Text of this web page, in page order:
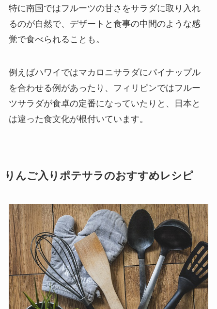
特に南国ではフルーツの甘さをサラダに取り入れ
るのが自然で、デザートと食事の中間のような感
覚で食べられることも。
例えばハワイではマカロニサラダにパイナップル
を合わせる例があったり、フィリピンではフルー
ツサラダが食卓の定番になっていたりと、日本と
は違った食文化が根付いています。
りんご入りポテサラのおすすめレシピ